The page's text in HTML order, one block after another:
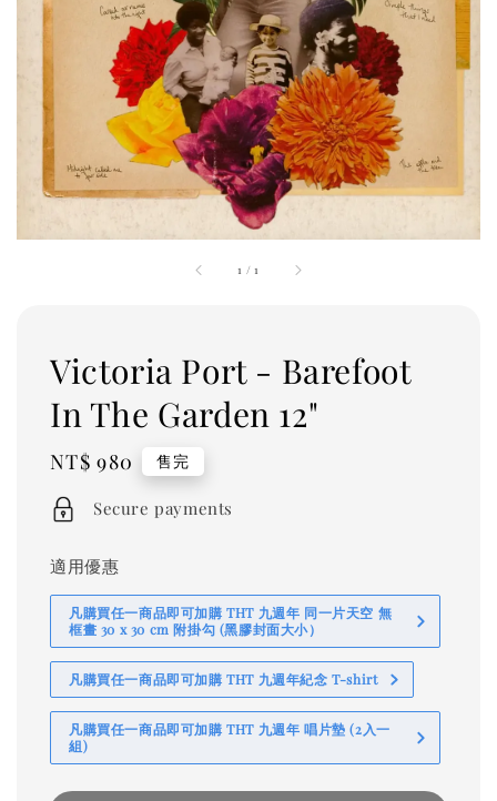
1 /1
Victoria Port - Barefoot
In The Garden 12"
Regular
price
NT$ 980 售完
Secure payments
適用優惠
凡購買任一商品即可加購 THT 九週年 同一片天空 無
框畫 30 x 30 cm 附掛勾 (黑膠封面大小）
凡購買任一商品即可加購 THT 九週年紀念 T-shirt
凡購買任一商品即可加購 THT 九週年 唱片墊 (2入一
組)